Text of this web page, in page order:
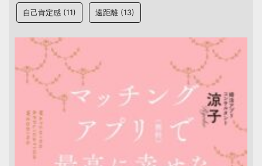
自己肯定感 (11) 遠距離 (13)